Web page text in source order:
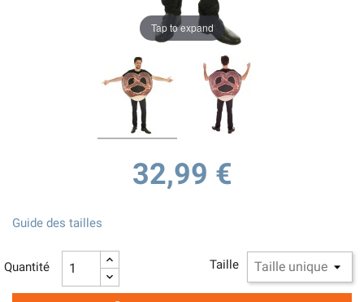
Tap to expand
32,99 €
Taille
Guide des tailles
Quantité